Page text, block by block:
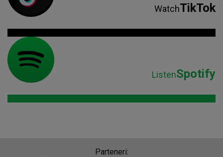
WatchTikTok
ListenSpotify
Parteneri: